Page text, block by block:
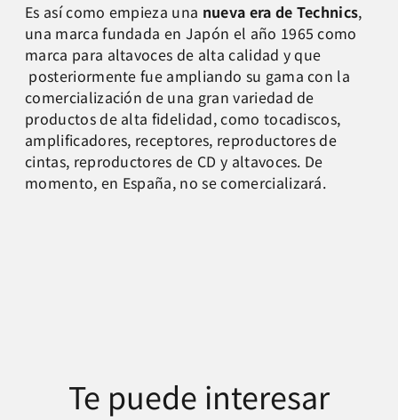
Es así como empieza una nueva era de Technics,
una marca fundada en Japón el año 1965 como
marca para altavoces de alta calidad y que
posteriormente fue ampliando su gama con la
comercialización de una gran variedad de
productos de alta fidelidad, como tocadiscos,
amplificadores, receptores, reproductores de
cintas, reproductores de CD y altavoces. De
momento, en España, no se comercializará.
Te puede interesar